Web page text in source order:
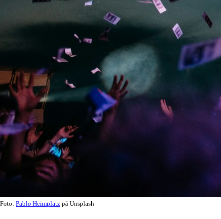
Foto: Pablo Heimplatz på Unsplash